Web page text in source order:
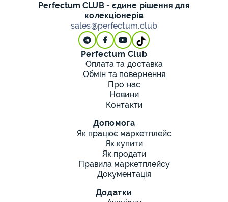
Perfectum CLUB - єдине рішення для
колекціонерів
sales@perfectum.club
Perfectum Club
Оплата та доставка
Обмін та повернення
Про нас
Новини
Контакти
Допомога
Як працює маркетплейс
Як купити
Як продати
Правила маркетплейсу
Документація
Додатки